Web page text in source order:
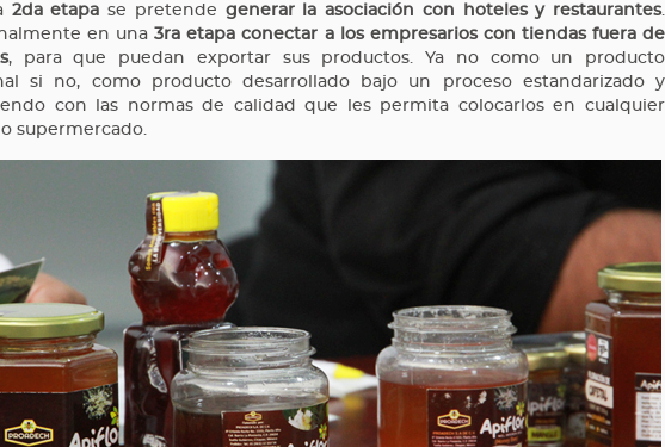
2da etapa se pretende generar la asociación con hoteles y restaurantes.
en una3ra etapa conectar a los empresarios con tiendas fuera de
, para que puedan exportar sus productos. Ya no como un producto
si no, como producto desarrollado bajo un proceso estandarizado y
con las normas de calidad que les permita colocarlos en cualquier
supermercado.